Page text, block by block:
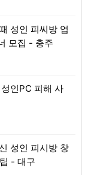
성인 피씨방 업
모집 - 충주
인PC 피해 사
성인 피시방 창
- 대구